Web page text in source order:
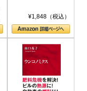
¥1,848（税込）